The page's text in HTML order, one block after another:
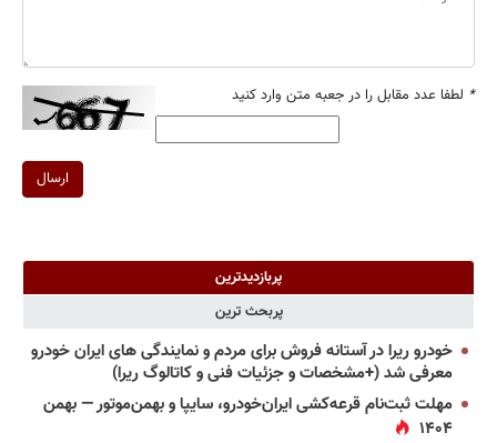
* لطفا عدد مقابل را در جعبه متن وارد کنید
ارسال
پربازدیدترین
پربحث ترین
خودرو ریرا در آستانه فروش برای مردم و نمایندگی های ایران خودرو
معرفی شد (+مشخصات و جزئیات فنی و کاتالوگ ریرا)
مهلت ثبت‌نام قرعه‌کشی ایران‌خودرو، سایپا و بهمن‌موتور — بهمن
۱۴۰۴